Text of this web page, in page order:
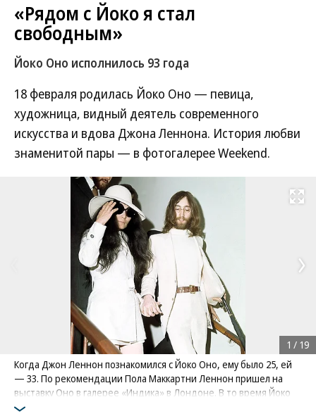
«Рядом с Йоко я стал
свободным»
Йоко Оно исполнилось 93 года
18 февраля родилась Йоко Оно — певица,
художница, видный деятель современного
искусства и вдова Джона Леннона. История любви
знаменитой пары — в фотогалерее Weekend.
Развернуть
Когда Джон Леннон познакомился с Йоко Оно, ему было 25, ей
— 33. По рекомендации Пола Маккартни Леннон пришел на
выставку Оно в галерее «Индика» в Лондоне. В то время Йоко
была замужем за продюсером Энтони Коксом, у них была дочь
1 / 19